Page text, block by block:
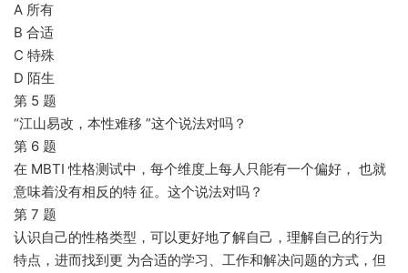
A 所有
B 合适
C 特殊
D 陌生
第 5 题
“江山易改，本性难移 ”这个说法对吗？
第 6 题
在 MBTI 性格测试中，每个维度上每人只能有一个偏好， 也就
意味着没有相反的特 征。这个说法对吗？
第 7 题
认识自己的性格类型，可以更好地了解自己，理解自己的行为
特点，进而找到更 为合适的学习、工作和解决问题的方式，但